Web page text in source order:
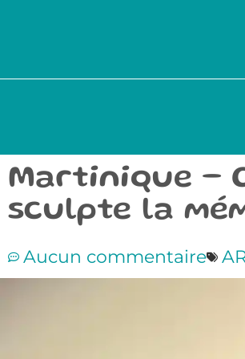
Martinique –
sculpte la
Aucun commentaire